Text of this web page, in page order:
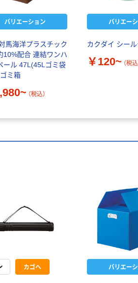
バリエーション
馬海洋プラスチック
10%配合 連結ワンハ
ール 47L(45Lゴミ袋
ゴミ箱
（税込）
バリエー
カクダイ シー
￥120~ （税込
カゴへ バリエー